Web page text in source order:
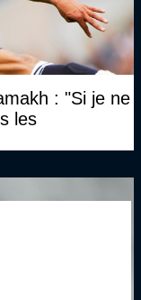
: "Si je ne
les